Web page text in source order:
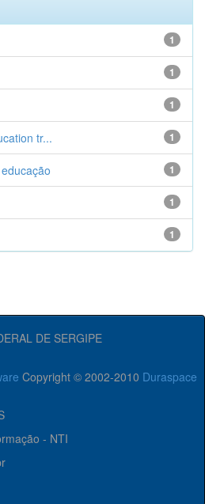
1
1
1
1
tr...
1
1
1
DE SERGIPE
Copyright © 2002-2010 Duraspace
- NTI